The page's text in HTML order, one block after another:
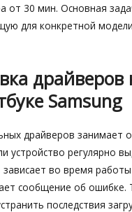
от 30 мин. Основная
для конкретной
драйверов
Samsung
драйверов занимает
устройство регулярно
во время
сообщение об ошибке.
последствия